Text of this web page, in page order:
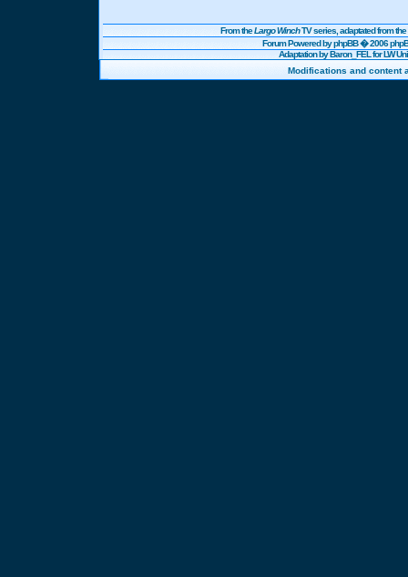
From theLargo WinchTV series, adaptated from
Forum Powered byphpBB� 2006
Adaptation by Baron_FEL for LW
Modifications and content